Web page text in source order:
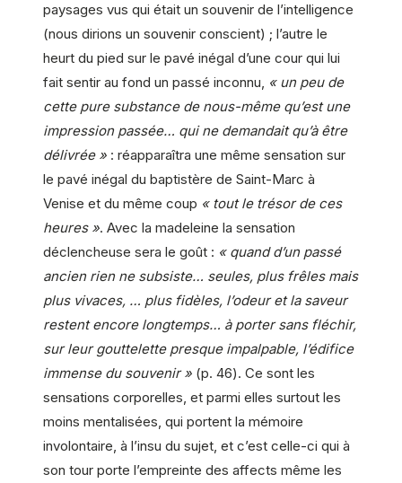
paysages vus qui était un souvenir de l’intelligence
(nous dirions un souvenir conscient) ; l’autre le
heurt du pied sur le pavé inégal d’une cour qui lui
fait sentir au fond un passé inconnu, « un peu de
cette pure substance de nous-même qu’est une
impression passée… qui ne demandait qu’à être
délivrée » : réapparaîtra une même sensation sur
le pavé inégal du baptistère de Saint-Marc à
Venise et du même coup « tout le trésor de ces
heures ». Avec la madeleine la sensation
déclencheuse sera le goût : « quand d’un passé
ancien rien ne subsiste… seules, plus frêles mais
plus vivaces, … plus fidèles, l’odeur et la saveur
restent encore longtemps… à porter sans fléchir,
sur leur gouttelette presque impalpable, l’édifice
immense du souvenir » (p. 46). Ce sont les
sensations corporelles, et parmi elles surtout les
moins mentalisées, qui portent la mémoire
involontaire, à l’insu du sujet, et c’est celle-ci qui à
son tour porte l’empreinte des affects même les